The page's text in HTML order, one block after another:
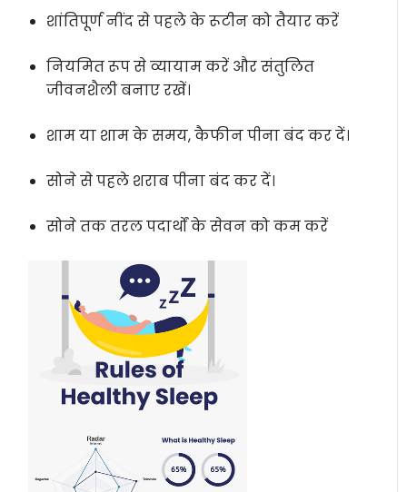
शांतिपूर्ण नींद से पहले के रूटीन को तैयार करें
नियमित रूप से व्यायाम करें और संतुलित
जीवनशैली बनाए रखें।
शाम या शाम के समय, कैफीन पीना बंद कर दें।
सोने से पहले शराब पीना बंद कर दें।
सोने तक तरल पदार्थों के सेवन को कम करें